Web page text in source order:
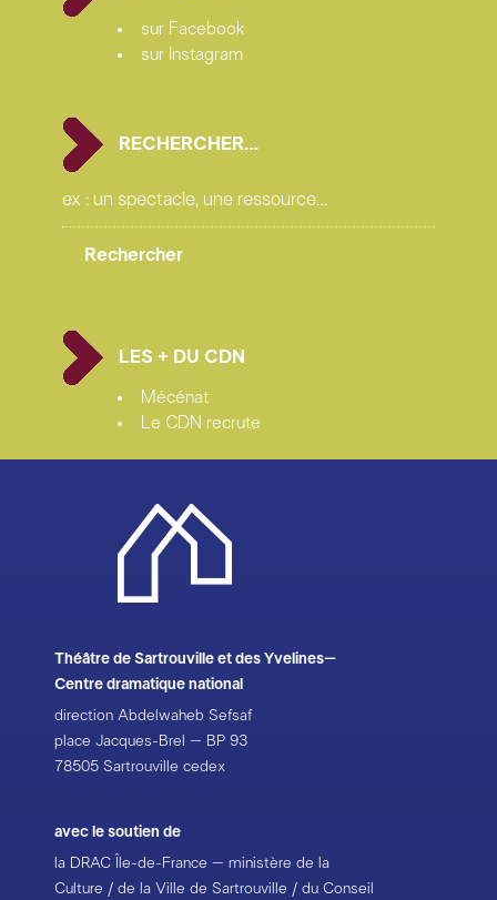
sur Facebook
sur Instagram
RECHERCHER…
LES + DU CDN
Mécénat
Le CDN recrute
Théâtre de Sartrouville et des Yvelines–
Centre dramatique national
direction Abdelwaheb Sefsaf
place Jacques-Brel – BP 93
78505 Sartrouville cedex
avec le soutien de
la DRAC Île-de-France – ministère de la
Culture / de la Ville de Sartrouville / du Conseil